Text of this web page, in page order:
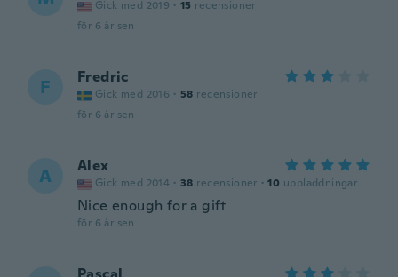
Gick med 2019 · 15 recensioner
för 6 år sen
F Fredric
Gick med 2016 · 58 recensioner
för 6 år sen
A Alex
Gick med 2014 · 38 recensioner · 10 uppladdningar
Nice enough for a gift
för 6 år sen